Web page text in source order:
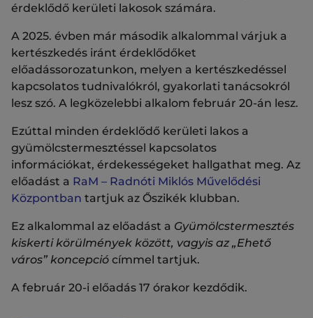
érdeklődő kerületi lakosok számára.
A 2025. évben már második alkalommal várjuk a
kertészkedés iránt érdeklődőket
előadássorozatunkon, melyen a kertészkedéssel
kapcsolatos tudnivalókról, gyakorlati tanácsokról
lesz szó. A legközelebbi alkalom február 20-án lesz.
Ezúttal minden érdeklődő kerületi lakos a
gyümölcstermesztéssel kapcsolatos
információkat, érdekességeket hallgathat meg. Az
előadást a RaM – Radnóti Miklós Művelődési
Központban tartjuk az Őszikék klubban.
Ez alkalommal az előadást a Gyümölcstermesztés
kiskerti körülmények között, vagyis az „Ehető
város” koncepció címmel tartjuk.
A február 20-i előadás 17 órakor kezdődik.